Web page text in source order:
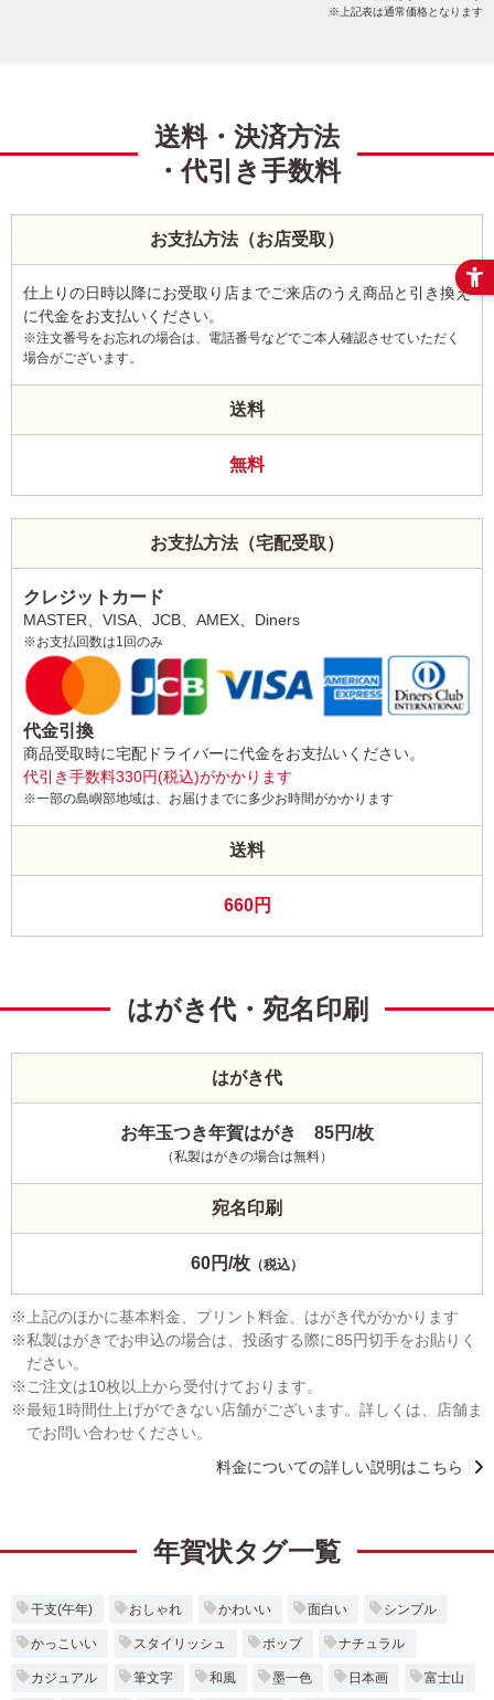
上記表は通常価格となります
送料・決済方法
・代引き手数料
お支払方法（お店受取）
仕上りの日時以降にお受取り店までご来店のうえ商品と引き換え
に代金をお支払いください。
※注文番号をお忘れの場合は、電話番号などでご本人確認させていただく
場合がございます。
送料
無料
お支払方法（宅配受取）
クレジットカード
MASTER、VISA、JCB、AMEX、Diners
※お支払回数は1回のみ
代金引換
商品受取時に宅配ドライバーに代金をお支払いください。
代引き手数料330円(税込)がかかります
※一部の島嶼部地域は、お届けまでに多少お時間がかかります
送料
660円
はがき代・宛名印刷
はがき代
お年玉つき年賀はがき 85円/枚
（私製はがきの場合は無料）
宛名印刷
60円/枚 （税込）
上記のほかに基本料金、プリント料金、はがき代がかかります
私製はがきでお申込の場合は、投函する際に85円切手をお貼りく
ださい。
ご注文は10枚以上から受付けております。
最短1時間仕上げができない店舗がございます。詳しくは、店舗ま
でお問い合わせください。
料金についての詳しい説明はこちら
年賀状タグ一覧
干支(午年) おしゃれ かわいい 面白い シンプル
かっこいい スタイリッシュ ポップ ナチュラル
カジュアル 筆文字 和風 墨一色 日本画 富士山